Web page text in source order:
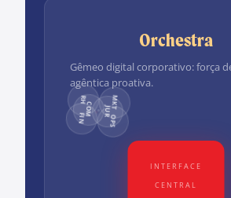
Orchestra
Gêmeo digital corporativo: força
agêntica proativa.
COM
RH
MKT
JUR
OPS
FIN
INTERFACE
CENTRAL